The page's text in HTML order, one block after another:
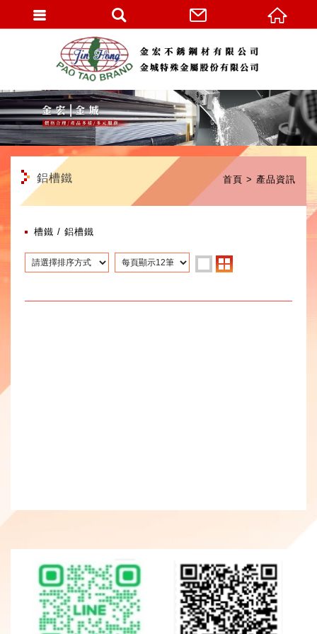
首頁 產品資訊
鋁槽鐵
槽鐵 鋁槽鐵